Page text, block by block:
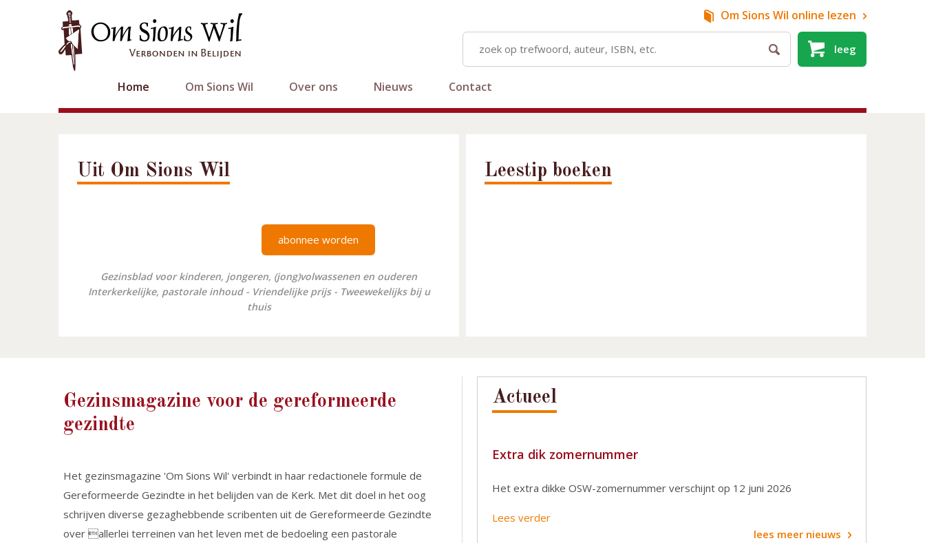
Om Sions Wil online lezen
leeg
Home Om Sions Wil Over ons Nieuws Contact
Uit Om Sions Wil
abonnee worden
Gezinsblad voor kinderen, jongeren, (jong)volwassenen en ouderen
Interkerkelijke, pastorale inhoud - Vriendelijke prijs - Tweewekelijks bij u
thuis
Leestip boeken
Gezinsmagazine voor de gereformeerde
gezindte
Het gezinsmagazine 'Om Sions Wil' verbindt in haar redactionele formule de
Gereformeerde Gezindte in het belijden van de Kerk. Met dit doel in het oog
schrijven diverse gezaghebbende scribenten uit de Gereformeerde Gezindte
over allerlei terreinen van het leven met de bedoeling een pastorale
Actueel
Extra dik zomernummer
Het extra dikke OSW-zomernummer verschijnt op 12 juni 2026
Lees verder
lees meer nieuws